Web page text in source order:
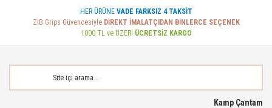
HER ÜRÜNE VADE FARKSIZ 4 TAKSİT
ZİB Grips Güvencesiyle DİREKT İMALATÇIDAN BİNLERCE SEÇENEK
1000 TL ve ÜZERİ ÜCRETSİZ KARGO
Kamp Çantam